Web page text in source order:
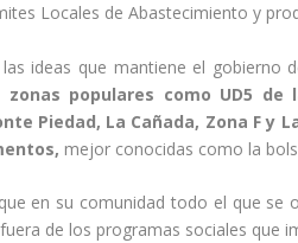
Locales de Abastecimiento y
ideas que mantiene el gobierno
populares como UD5 de
Piedad, La Cañada, Zona F y
mejor conocidas como la
en su comunidad todo el que
de los programas sociales que